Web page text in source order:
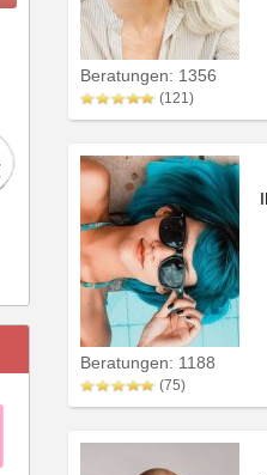
Beratungen: 1356
(121)
Beratungen: 1188
(75)